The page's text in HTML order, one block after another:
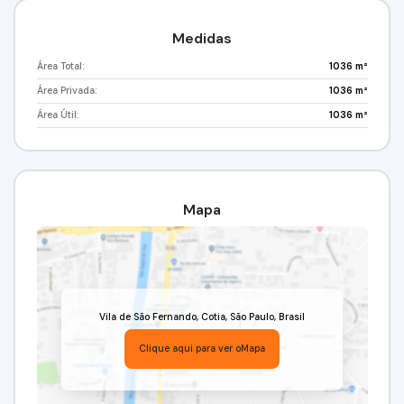
Medidas
Área Total: 1036 m²
Área Privada: 1036 m²
Área Útil: 1036 m²
Mapa
Vila de São Fernando, Cotia, São Paulo, Brasil
Clique aqui para ver oMapa